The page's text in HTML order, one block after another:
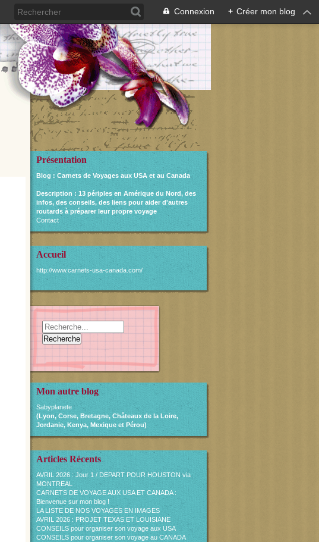
Connexion + Créer mon blog
Présentation
Blog : Carnets de Voyages aux USA et au Canada
Description : 13 périples en Amérique du Nord, des
infos, des conseils, des liens pour aider d'autres
routards à préparer leur propre voyage
Contact
Accueil
http://www.carnets-usa-canada.com/
Mon autre blog
Sabyplanete
(Lyon, Corse, Bretagne, Châteaux de la Loire,
Jordanie, Kenya, Mexique et Pérou)
Articles Récents
AVRIL 2026 : Jour 1 / DEPART POUR HOUSTON via
MONTREAL
CARNETS DE VOYAGE AUX USA ET CANADA :
Bienvenue sur mon blog !
LA LISTE DE NOS VOYAGES EN IMAGES
AVRIL 2026 : PROJET TEXAS ET LOUISIANE
CONSEILS pour organiser son voyage aux USA
CONSEILS pour organiser son voyage au CANADA